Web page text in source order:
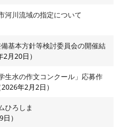
川流域の指定について
基本方針等検討委員会の開催結
2月20日
生水の作文コンクール」応募作
2026年2月2日
ひろしま
日